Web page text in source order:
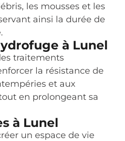
les mousses et les
ainsi la durée de
à Lunel
traitements
la résistance de
et aux
en prolongeant sa
à Lunel
un espace de vie